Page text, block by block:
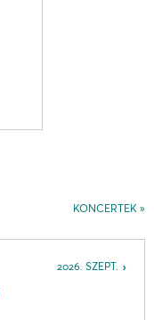
KONCERTEK
2026. SZEPT.